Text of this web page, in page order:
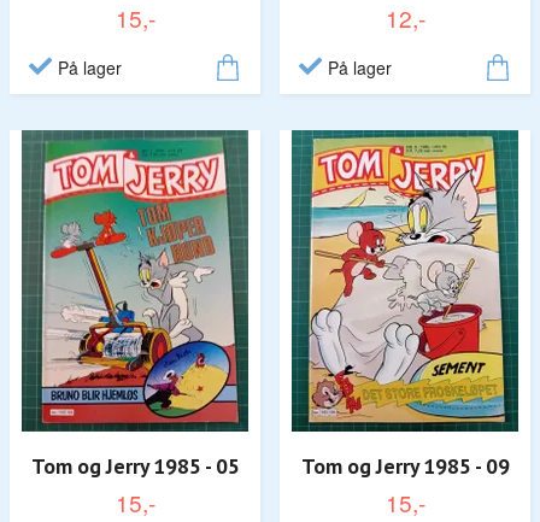
15,-
På lager
12,-
På lager
Tom og Jerry 1985 - 05
15,-
Tom og Jerry 1985 - 09
15,-